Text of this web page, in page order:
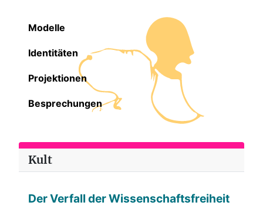
Modelle
Identitäten
Projektionen
Besprechungen
Kult
Der Verfall der Wissenschaftsfreiheit